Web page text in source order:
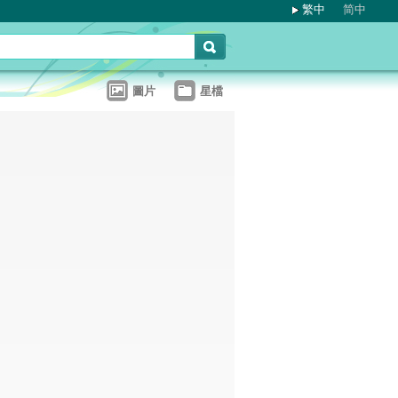
繁中 简中
圖片 星檔